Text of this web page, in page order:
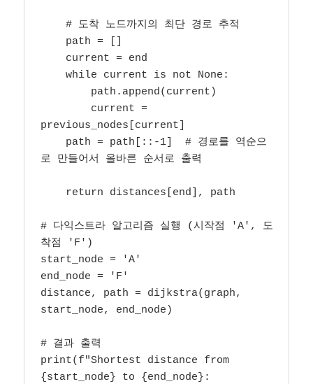
previous_nodes[current]
로 만들어서 올바른 순서로 출력
# 다익스트라 알고리즘 실행 (시작점 'A', 도
착점 'F')
start_node = 'A'
end_node = 'F'
distance, path = dijkstra(graph,
start_node, end_node)
# 결과 출력
print(f"Shortest distance from
{start_node} to {end_node}: